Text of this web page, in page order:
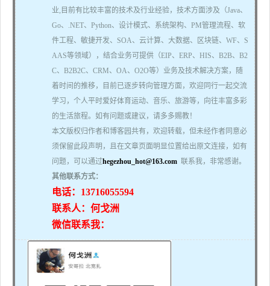
业,目前有比较丰富的技术及行业经验，技术方面涉及（Java、
Go、.NET、Python、设计模式、系统架构、PM管理流程、软
件工程、敏捷开发、SOA、云计算、大数据、区块链、WF、S
AAS等领域），结合业务可提供（EIP、ERP、HIS、B2B、B2
C、B2B2C、CRM、OA、O2O等）业务及技术解决方案，随
着时间的推移，目前已逐步转向管理方面，欢迎同行一起交流
学习，个人平时爱好体育运动、音乐、旅游等，向往丰富多彩
的生活旅程。如有问题或建议，请多多赐教！
本文版权归作者和博客园共有，欢迎转载，但未经作者同意必
须保留此段声明，且在文章页面明显位置给出原文连接，如有
问题，可以通过hegezhou_hot@163.com 联系我，非常感谢。
其他联系方式：
电话：13716055594
联系人：何戈洲
微信联系我：